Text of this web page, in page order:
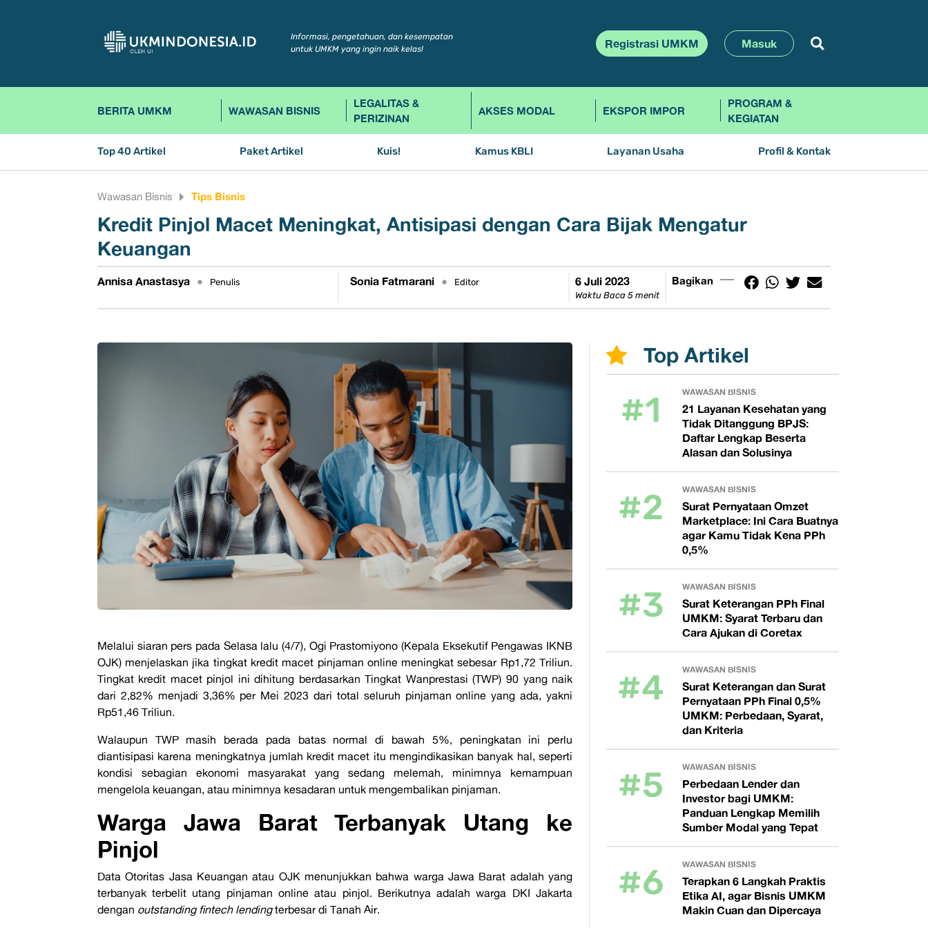
Informasi, pengetahuan, dan kesempatan
untuk UMKM yang ingin naik kelas!
Registrasi UMKM Masuk
BERITA UMKM WAWASAN BISNIS
LEGALITAS &
PERIZINAN
AKSES MODAL EKSPOR IMPOR
PROGRAM &
KEGIATAN
Top 40 Artikel Paket Artikel Kuis! Kamus KBLI Layanan Usaha Profil & Kontak
Wawasan Bisnis Tips Bisnis
Kredit Pinjol Macet Meningkat, Antisipasi dengan Cara Bijak Mengatur
Keuangan
Annisa Anastasya • Penulis Sonia Fatmarani • Editor
6 Juli 2023
Waktu Baca 5 menit
Bagikan
Melalui siaran pers pada Selasa lalu (4/7), Ogi Prastomiyono (Kepala Eksekutif Pengawas IKNB
OJK) menjelaskan jika tingkat kredit macet pinjaman online meningkat sebesar Rp1,72 Triliun.
Tingkat kredit macet pinjol ini dihitung berdasarkan Tingkat Wanprestasi (TWP) 90 yang naik
dari 2,82% menjadi 3,36% per Mei 2023 dari total seluruh pinjaman online yang ada, yakni
Rp51,46 Triliun.
Walaupun TWP masih berada pada batas normal di bawah 5%, peningkatan ini perlu
diantisipasi karena meningkatnya jumlah kredit macet itu mengindikasikan banyak hal, seperti
kondisi sebagian ekonomi masyarakat yang sedang melemah, minimnya kemampuan
mengelola keuangan, atau minimnya kesadaran untuk mengembalikan pinjaman.
Warga Jawa Barat Terbanyak Utang ke
Pinjol
Data Otoritas Jasa Keuangan atau OJK menunjukkan bahwa warga Jawa Barat adalah yang
terbanyak terbelit utang pinjaman online atau pinjol. Berikutnya adalah warga DKI Jakarta
dengan outstanding fintech lendingterbesar di Tanah Air.
Top Artikel
#1 WAWASAN BISNIS
21 Layanan Kesehatan yang
Tidak Ditanggung BPJS:
Daftar Lengkap Beserta
Alasan dan Solusinya
#2 WAWASAN BISNIS
Surat Pernyataan Omzet
Marketplace: Ini Cara Buatnya
agar Kamu Tidak Kena PPh
0,5%
#3 WAWASAN BISNIS
Surat Keterangan PPh Final
UMKM: Syarat Terbaru dan
Cara Ajukan di Coretax
#4 WAWASAN BISNIS
Surat Keterangan dan Surat
Pernyataan PPh Final 0,5%
UMKM: Perbedaan, Syarat,
dan Kriteria
#5 WAWASAN BISNIS
Perbedaan Lender dan
Investor bagi UMKM:
Panduan Lengkap Memilih
Sumber Modal yang Tepat
#6 WAWASAN BISNIS
Terapkan 6 Langkah Praktis
Etika AI, agar Bisnis UMKM
Makin Cuan dan Dipercaya